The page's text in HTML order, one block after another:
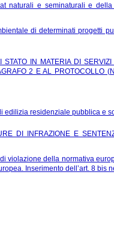
naturali e seminaturali e
di determinati progetti
IN MATERIA DI
2 E AL PROTOCOLLO
edilizia residenziale pubblica e
DI INFRAZIONE E
violazione della normativa
Inserimento dell’art. 8 bis